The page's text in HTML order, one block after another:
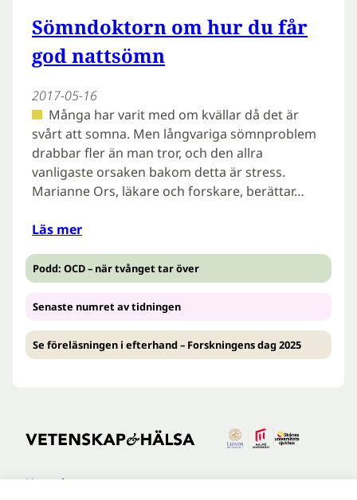
Sömndoktorn om hur du får
god nattsömn
2017-05-16
Många har varit med om kvällar då det är
svårt att somna. Men långvariga sömnproblem
drabbar fler än man tror, och den allra
vanligaste orsaken bakom detta är stress.
Marianne Ors, läkare och forskare, berättar…
Läs mer
Podd: OCD – när tvånget tar över
Senaste numret av tidningen
Se föreläsningen i efterhand – Forskningens dag 2025
Kontakt